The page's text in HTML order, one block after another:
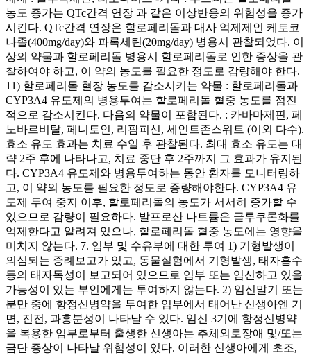
농도 증가는 QTc간격 연장 과 같은 이상반응의 위험성을 증가
시킨다. QTc간격 연장은 할로페리돌과 대사 억제제인 케토코
나졸(400mg/day)와 파록세틴(20mg/day) 병용시 관찰되었다. 이
상의 약물과 할로페리돌 병용시 할로페리돌로 인한 증상을 관
찰하여야 하고, 이 약의 농도를 필요한 정도로 감량해야 한다.
11) 할로페리돌 혈장 농도를 감소시키는 약물 : 할로페리돌과
CYP3A4 유도제의 병용투여는 할로페리돌 혈중 농도를 점진
적으로 감소시킨다. 다음의 약물이 포함된다. : 카바마제핀, 페
노바르비탈, 페니토인, 리팜피신, 세인트존스워트 (이외 다수).
효소 유도 효과는 치료 수일 후 관찰된다. 최대 효소 유도는 대
략 2주 후에 나타나고, 치료 중단 후 2주까지 그 효과가 유지된
다. CYP3A4 유도제와 병용투여하는 동안 환자를 모니터링하
고, 이 약의 농도를 필요한 정도로 증량해야한다. CYP3A4 유
도제 투여 중지 이후, 할로페리돌의 농도가 서서히 증가할 수
있으므로 감량이 필요하다. 발프로산 나트륨은 글루쿠론화를
억제한다고 알려져 있으나, 할로페리돌 혈중 농도에는 영향을
미치지 않는다. 7. 임부 및 수유부에 대한 투여 1) 기형발생이
의심되는 증례보고가 있고, 동물실험에서 기형발생, 태자흡수
등의 태자독성이 보고되어 있으므로 임부 또는 임신하고 있을
가능성이 있는 부인에게는 투여하지 않는다. 2) 임신말기 또는
분만 중에 항정신병약을 투여한 임부에서 태어난 신생아엔 기
면, 진전, 과흥분성이 나타날 수 있다. 임신 3기에 항정신병약
을 복용한 임부로부터 출생한 신생아는 추체외로장애 및/또는
금단 증상이 나타날 위험성이 있다. 이러한 신생아에게 초조,